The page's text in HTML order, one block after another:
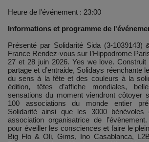
Heure de l'événement : 23:00
Informations et programme de
Présenté par Solidarité Sida (3-1039143)
France Rendez-vous sur l’Hippodrome
27 et 28 juin 2026. Yes we love.
partage et d’entraide, Solidays réenchante
du sens à la fête et des couleurs à la
édition, têtes d’affiche mondiales,
sensations du moment viendront côtoyer
100 associations du monde entier
Solidarité ainsi que les 3000 bénévoles
association organisatrice de
pour éveiller les consciences et faire le
Big Flo & Oli, Gims, Ino Casablanca,